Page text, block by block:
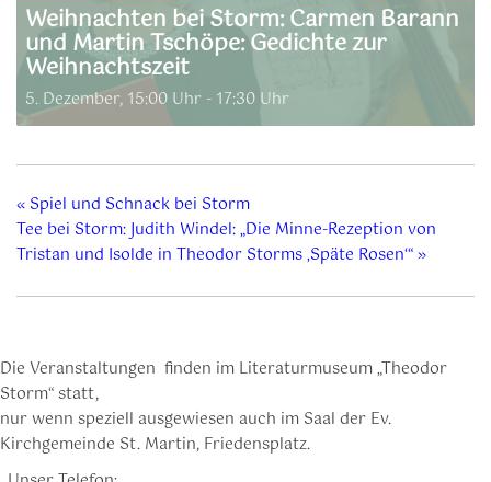
Weihnachten bei Storm: Carmen Barann
und Martin Tschöpe: Gedichte zur
Weihnachtszeit
5. Dezember, 15:00 Uhr - 17:30 Uhr
« Spiel und Schnack bei Storm
Tee bei Storm: Judith Windel: „Die Minne-Rezeption von
Tristan und Isolde in Theodor Storms ‚Späte Rosen‘“»
Die Veranstaltungen finden im Literaturmuseum „Theodor
Storm“ statt,
nur wenn speziell ausgewiesen auch im Saal der Ev.
Kirchgemeinde St. Martin, Friedensplatz.